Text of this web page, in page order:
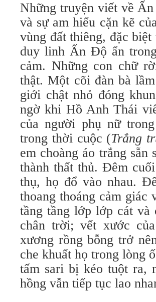
Những truyện viết về
và sự am hiểu cặn kẽ
vùng đất thiêng, đặc
duy linh Ấn Độ ẩn
cảm. Những con chữ
thật. Một cõi đàn bà
giới chật nhỏ đóng
ngờ khi Hồ Anh Thái
của người phụ nữ
trong thời cuộc (Trắng
em choàng áo trắng
thành thất thủ. Đêm
thụ, họ đổ vào nhau.
thoang thoáng cảm giác
tầng tầng lớp lớp cát và
chân trời; vết xước
xương rồng bỗng trở
che khuất họ trong lòng
tấm sari bị kéo tuột ra,
hồng vẫn tiếp tục lao